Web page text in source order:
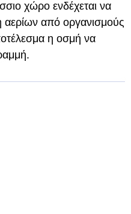
χώρο ενδέχεται να
από οργανισμούς
η οσμή να